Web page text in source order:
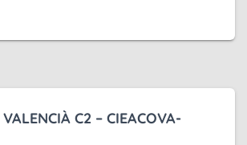
C2 – CIEACOVA-